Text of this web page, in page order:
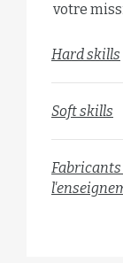
votre
Hard skills
Soft skills